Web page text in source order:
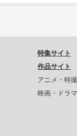
特集サイト
作品サイト
アニメ・特撮
映画・ドラマ